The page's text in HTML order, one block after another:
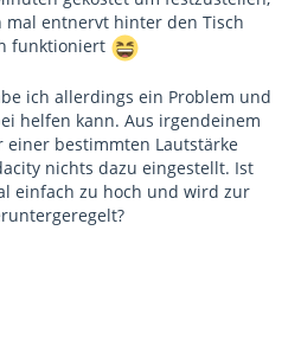
mal entnervt hinter den Tisch
funktioniert
ich allerdings ein Problem und
helfen kann. Aus irgendeinem
einer bestimmten Lautstärke
nichts dazu eingestellt. Ist
einfach zu hoch und wird zur